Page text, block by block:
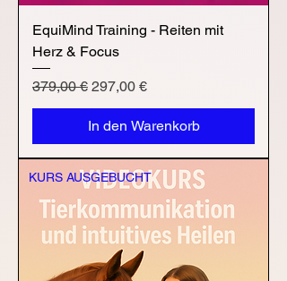
EquiMind Training - Reiten mit
Herz & Focus
Standardpreis
379,00 € Sale-Preis
297,00 €
In den Warenkorb
KURS AUSGEBUCHT